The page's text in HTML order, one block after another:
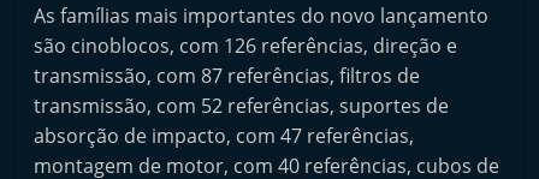
A
f
t
e
r
As famílias mais importantes do novo lançamento
são cinoblocos, com 126 referências, direção e
transmissão, com 87 referências, filtros de
transmissão, com 52 referências, suportes de
absorção de impacto, com 47 referências,
montagem de motor, com 40 referências, cubos de